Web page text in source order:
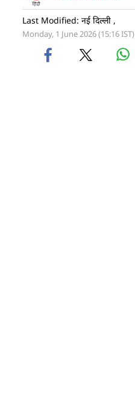
Last Modified: नई दिल्ली ,
Monday, 1 June 2026 (15:16 IST)